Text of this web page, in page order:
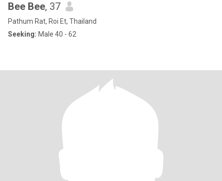
Bee Bee, 37
Pathum Rat, Roi Et, Thailand
Seeking: Male 40 - 62